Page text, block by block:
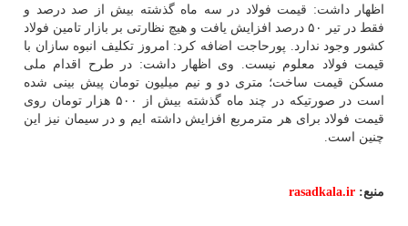
اظهار داشت: قیمت فولاد در سه ماه گذشته بیش از صد درصد و
فقط در تیر ۵۰ درصد افزایش یافت و هیچ نظارتی بر بازار تامین فولاد
کشور وجود ندارد. پورحاجت اضافه کرد: امروز تکلیف انبوه سازان با
قیمت فولاد معلوم نیست. وی اظهار داشت: در طرح اقدام ملی
مسکن قیمت ساخت؛ متری دو و نیم میلیون تومان پیش بینی شده
است در صورتیکه در چند ماه گذشته بیش از ۵۰۰ هزار تومان روی
قیمت فولاد برای هر مترمربع افزایش داشته ایم و در سیمان نیز این
چنین است.
منبع: rasadkala.ir